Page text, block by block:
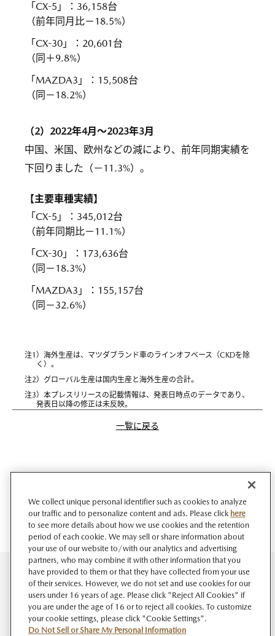
「CX-5」
： 36,158台
（前年同月比－18.5%）
「CX-30」
： 20,601台
（同＋9.8%）
「MAZDA3」
： 15,508台
（同－18.2%）
（2）2022年4月～2023年3月
中国、米国、欧州などの減により、前年同期実績を
下回りました（－11.3%）。
【主要車種実績】
「CX-5」
： 345,012台
（前年同期比－11.1%）
「CX-30」
： 173,636台
（同－18.3%）
「MAZDA3」
： 155,157台
（同－32.6%）
注1）海外生産は、マツダブランド車のラインオフベース（CKDを除
く）。
注2）グローバル生産は国内生産と海外生産の合計。
注3）本プレスリリースの記載情報は、発表日時点のデータであり、
発表日以降の修正は未反映。
一覧に戻る
We collect unique personal identifier such as cookies to analyze
our traffic and to personalize content and ads. Please click here
to see more details about how we use cookies and the retention
period of each cookie. We may sell or share information about
your use of our website to/with our analytics and advertising
partners, who may combine it with other information that you
have provided to them or that they have collected from your use
of their services. However, we do not set and use cookies for our
users under 16 years of age. Please click "Reject All Cookies" if
you are under the age of 16 or to reject all cookies. To customize
your cookie settings, please click "Cookie Settings".
Do Not Sell or Share My Personal Information